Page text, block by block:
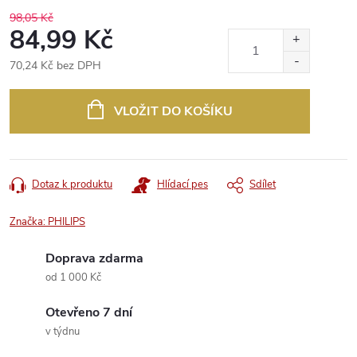
98,05 Kč
84,99 Kč
70,24 Kč bez DPH
VLOŽIT DO KOŠÍKU
Dotaz k produktu Hlídací pes Sdílet
Značka: PHILIPS
Doprava zdarma
od 1 000 Kč
Otevřeno 7 dní
v týdnu